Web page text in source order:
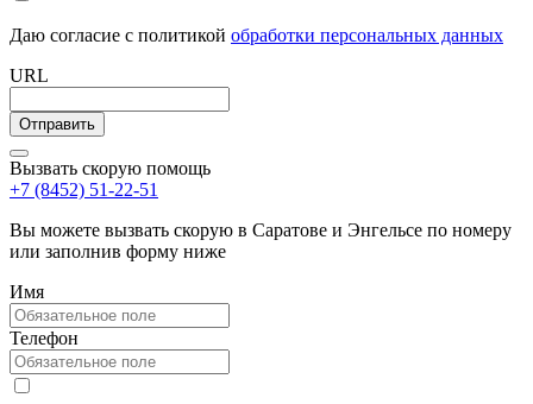
Даю согласие с политикой обработки персональных данных
URL
Вызвать скорую помощь
+7 (8452) 51-22-51
Вы можете вызвать скорую в Саратове и Энгельсе по номеру
или заполнив форму ниже
Имя
Телефон